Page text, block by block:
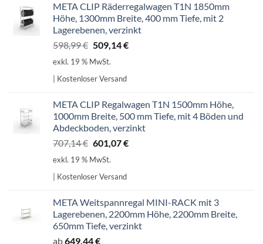
META CLIP Räderregalwagen T1N 1850mm
Höhe, 1300mm Breite, 400 mm Tiefe, mit 2
Lagerebenen, verzinkt
598,99€ Ursprünglicher
Preis
598,99 €
509,14€Aktueller
exkl. 19 % MwSt.
| Kostenloser Versand
META CLIP Regalwagen T1N 1500mm Höhe,
1000mm Breite, 500 mm Tiefe, mit 4 Böden und
Abdeckboden, verzinkt
707,14€ Ursprünglicher
Preis
707,14 €
601,07€Aktueller
exkl. 19 % MwSt.
| Kostenloser Versand
META Weitspannregal MINI-RACK mit 3
Lagerebenen, 2200mm Höhe, 2200mm Breite,
650mm Tiefe, verzinkt
ab649,44€